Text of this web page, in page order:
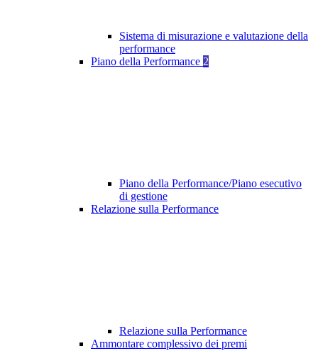
Sistema di misurazione e valutazione della
performance
Piano della Performance 2
Piano della Performance/Piano esecutivo
di gestione
Relazione sulla Performance
Relazione sulla Performance
Ammontare complessivo dei premi